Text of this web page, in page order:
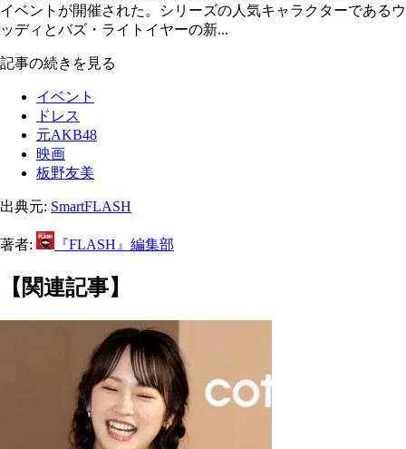
イベントが開催された。シリーズの人気キャラクターであるウ
ッディとバズ・ライトイヤーの新...
記事の続きを見る
イベント
ドレス
元AKB48
映画
板野友美
出典元: SmartFLASH
著者: 『FLASH』編集部
【関連記事】